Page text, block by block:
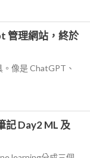
管理網站，終於
像是 ChatGPT、
記 Day2 ML 及